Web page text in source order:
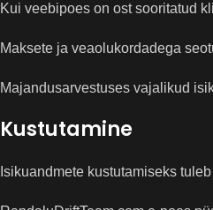
Kui veebipoes on ost sooritatud
Maksete ja veaolukordadega
Majandusarvestuses vajalikud
Kustutamine
Isikuandmete kustutamiseks